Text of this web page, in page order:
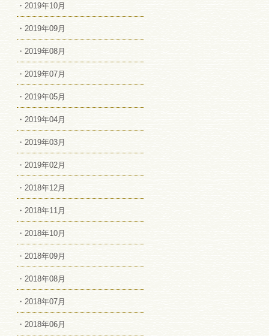
・2019年10月
・2019年09月
・2019年08月
・2019年07月
・2019年05月
・2019年04月
・2019年03月
・2019年02月
・2018年12月
・2018年11月
・2018年10月
・2018年09月
・2018年08月
・2018年07月
・2018年06月